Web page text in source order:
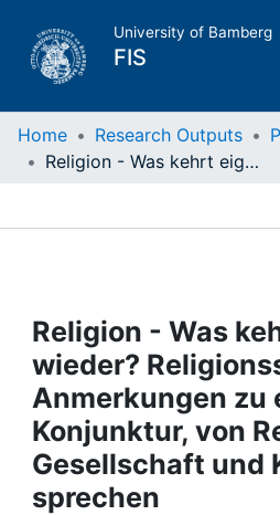
University of Bamberg
FIS
Home
Projects
People
Institutions
Awards
Home Research Outputs
Religion - Was kehrt eigentlich wieder? Religionssoziologische Anmerkungen zu einer neuen Konjunktur, von Religion in Gesellschaft und Kirche zu sprechen
Religion - Was
wieder?
Anmerkungen zu
Konjunktur, von
Gesellschaft und
sprechen